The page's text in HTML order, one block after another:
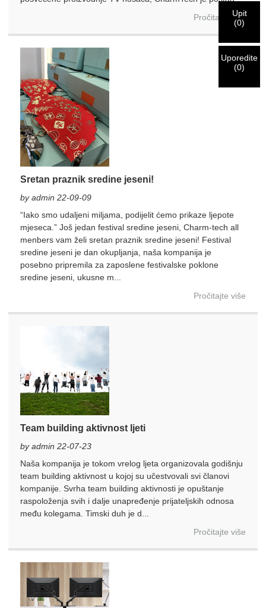
Pročitajte više
Sretan praznik sredine jeseni!
by admin 22-09-09
“Iako smo udaljeni miljama, podijelit ćemo prikaze ljepote
mjeseca.” Još jedan festival sredine jeseni, Charm-tech all
menbers vam želi sretan praznik sredine jeseni! Festival
sredine jeseni je dan okupljanja, naša kompanija je
posebno pripremila za zaposlene festivalske poklone
sredine jeseni, ukusne m...
Pročitajte više
Team building aktivnost ljeti
by admin 22-07-23
Naša kompanija je tokom vrelog ljeta organizovala godišnju
team building aktivnost u kojoj su učestvovali svi članovi
kompanije. Svrha team building aktivnosti je opuštanje
raspoloženja svih i dalje unapređenje prijateljskih odnosa
među kolegama. Timski duh je d...
Pročitajte više
Novi posjetitelj
Netačne informacije će dovesti do neuspjeha u
slanju materijala.
vaše poslano
informacije za autentifikaciju i autorizaciju. Jednom
identifikacija je potvrđena, dobićete obavještenje na e-mail.
Upit
(0)
Uporedite
(0)